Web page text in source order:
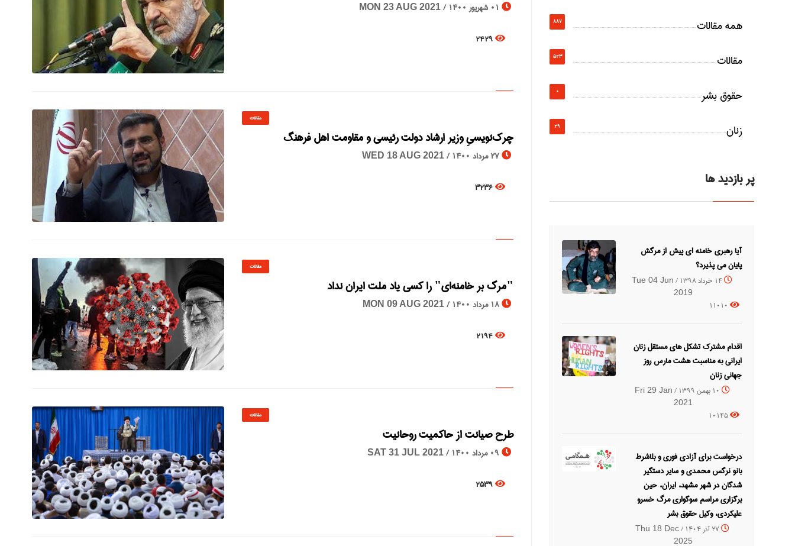
01 شهریور 1400 / MON 23 AUG 2021
2429
مقالات
چرک‌نویسیِ وزیر ارشاد دولت رئیسی و مقاومت اهل فرهنگ
27 مرداد 1400 / WED 18 AUG 2021
3236
مقالات
"مرگ بر خامنه‌ای" را کسی یاد ملت ایران نداد
18 مرداد 1400 / MON 09 AUG 2021
2194
مقالات
طرح صیانت از حاکمیت روحانیت
09 مرداد 1400 / SAT 31 JUL 2021
2539
همه مقالات 887
مقالات 523
حقوق بشر 0
زنان 29
پر بازدید ها
آیا رهبری خامنه ای پیش از مرگش
پایان می پذیرد؟
14 خرداد 1398 /
Tue 04 Jun
2019
11010
اقدام مشترک تشکل های مستقل زنان
ایرانی به مناسبت هشت مارس روز
جهانی زنان
Fri 29 Jan
2021
10145
درخواست برای آزادی فوری و بلاشرط
بانو نرگس محمدی و سایر دستگیر
شدگان در شهر مشهد، ایران، حین
برگزاری مراسم سوگواری مرگ خسرو
علیکردی، وکیل حقوق بشر
Thu 18 Dec
2025